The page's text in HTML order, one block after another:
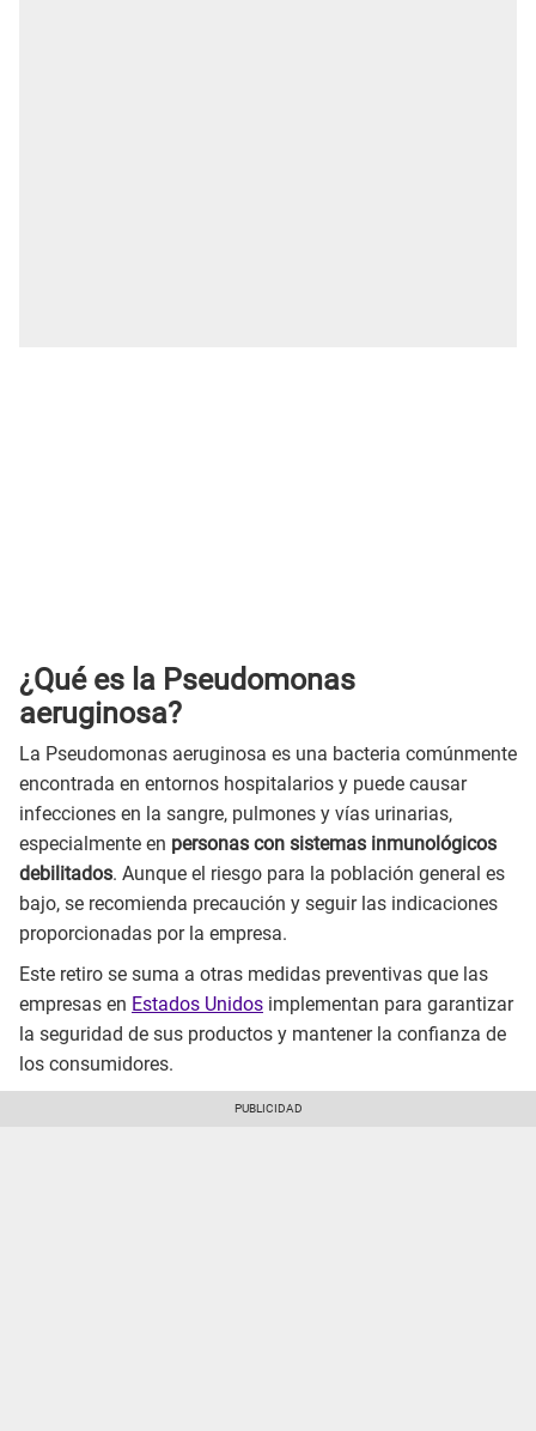
¿Qué es la Pseudomonas
aeruginosa?
La Pseudomonas aeruginosa es una bacteria comúnmente
encontrada en entornos hospitalarios y puede causar
infecciones en la sangre, pulmones y vías urinarias,
especialmente en personas con sistemas inmunológicos
debilitados. Aunque el riesgo para la población general es
bajo, se recomienda precaución y seguir las indicaciones
proporcionadas por la empresa.
Este retiro se suma a otras medidas preventivas que las
empresas en Estados Unidos implementan para garantizar
la seguridad de sus productos y mantener la confianza de
los consumidores.